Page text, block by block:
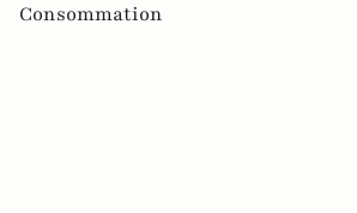
Consommation